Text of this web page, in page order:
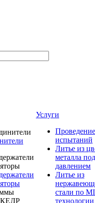
Услуги
Проведение
испытаний
Литье из
металла под
давлением
Литье из
стали по
технологии